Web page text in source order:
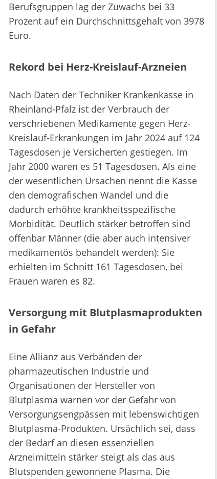
Berufsgruppen lag der Zuwachs bei 33
Prozent auf ein Durchschnittsgehalt von 3978
Euro.
Rekord bei Herz-Kreislauf-Arzneien
Nach Daten der Techniker Krankenkasse in
Rheinland-Pfalz ist der Verbrauch der
verschriebenen Medikamente gegen Herz-
Kreislauf-Erkrankungen im Jahr 2024 auf 124
Tagesdosen je Versicherten gestiegen. Im
Jahr 2000 waren es 51 Tagesdosen. Als eine
der wesentlichen Ursachen nennt die Kasse
den demografischen Wandel und die
dadurch erhöhte krankheitsspezifische
Morbidität. Deutlich stärker betroffen sind
offenbar Männer (die aber auch intensiver
medikamentös behandelt werden): Sie
erhielten im Schnitt 161 Tagesdosen, bei
Frauen waren es 82.
Versorgung mit Blutplasmaprodukten
in Gefahr
Eine Allianz aus Verbänden der
pharmazeutischen Industrie und
Organisationen der Hersteller von
Blutplasma warnen vor der Gefahr von
Versorgungsengpässen mit lebenswichtigen
Blutplasma-Produkten. Ursächlich sei, dass
der Bedarf an diesen essenziellen
Arzneimitteln stärker steigt als das aus
Blutspenden gewonnene Plasma. Die